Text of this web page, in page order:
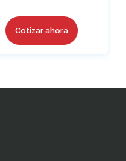
Cotizar ahora